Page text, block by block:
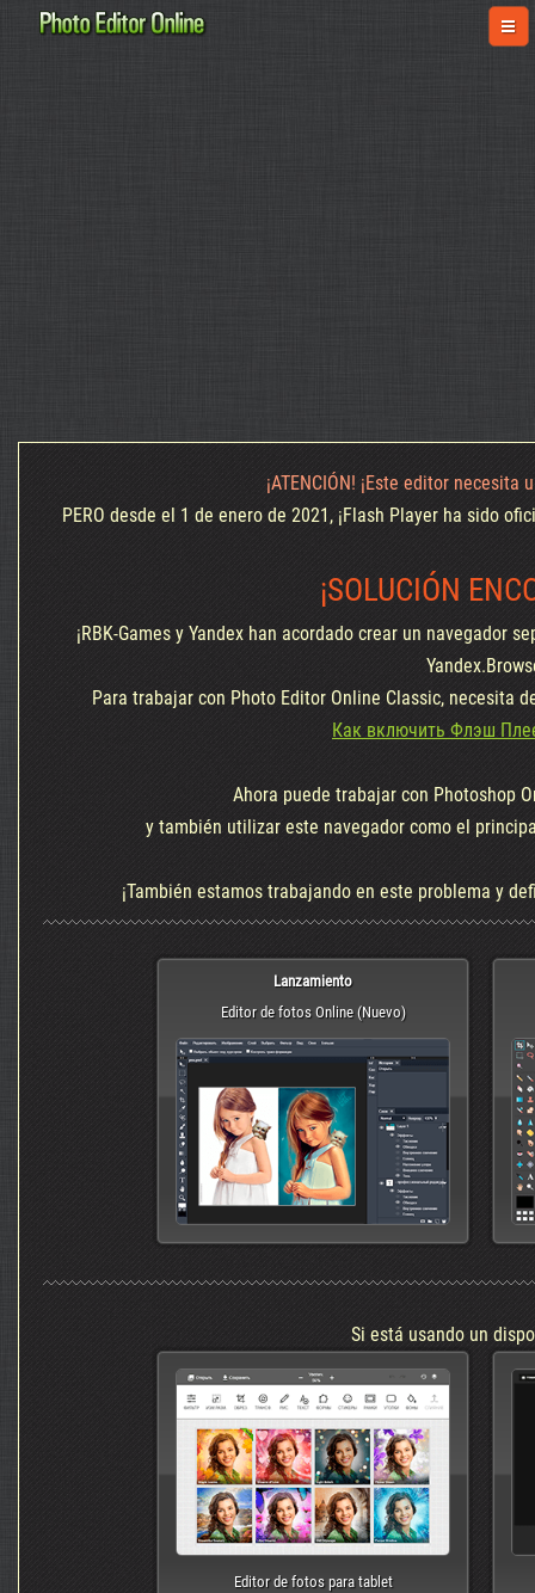
¡ATENCIÓN! ¡Este editor
PERO desde el 1 de enero de 2021, ¡Flash Player ha sido
¡SOLUCIÓN
¡RBK-Games y Yandex han acordado crear un navegador
Para trabajar con Photo Editor Online Classic, necesita
Как включить Флэш
Ahora puede trabajar con Photoshop
y también utilizar este navegador como el
¡También estamos trabajando en este problema y
Lanzamiento
Editor de fotos Online (Nuevo)
Si está usando un
Editor de fotos para tablet